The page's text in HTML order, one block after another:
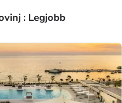
: Legjobb